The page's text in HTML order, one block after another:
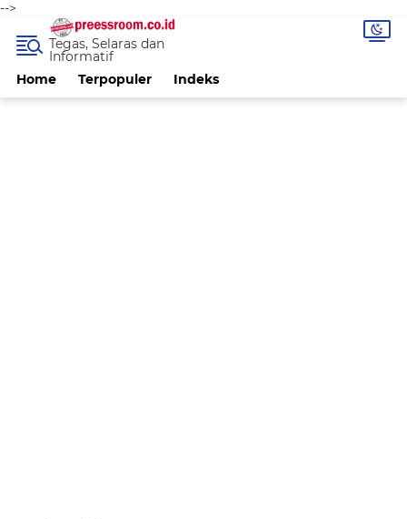
-->
Home Terpopuler Indeks
Tegas, Selaras dan
Informatif